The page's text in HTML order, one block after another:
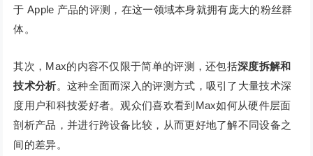
于 Apple 产品的评测，在这一领域本身就拥有庞大的粉丝群
体。
其次，Max的内容不仅限于简单的评测，还包括深度拆解和
技术分析。这种全面而深入的评测方式，吸引了大量技术深
度用户和科技爱好者。观众们喜欢看到Max如何从硬件层面
剖析产品，并进行跨设备比较，从而更好地了解不同设备之
间的差异。